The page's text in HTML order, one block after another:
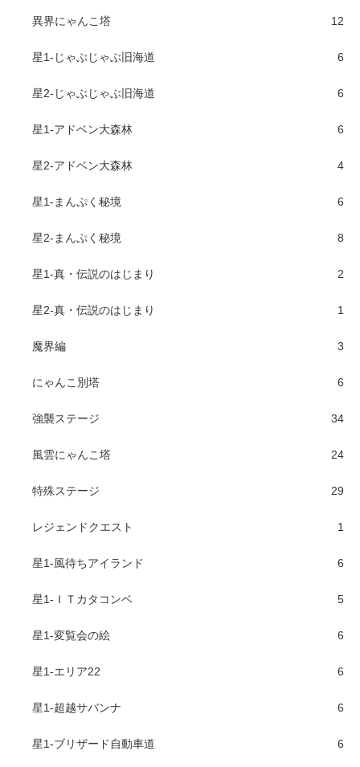
異界にゃんこ塔 12
星1-じゃぶじゃぶ旧海道 6
星2-じゃぶじゃぶ旧海道 6
星1-アドベン大森林 6
星2-アドベン大森林 4
星1-まんぷく秘境 6
星2-まんぷく秘境 8
星1-真・伝説のはじまり 2
星2-真・伝説のはじまり 1
魔界編 3
にゃんこ別塔 6
強襲ステージ 34
風雲にゃんこ塔 24
特殊ステージ 29
レジェンドクエスト 1
星1-風待ちアイランド 6
星1-ＩＴカタコンベ 5
星1-変覧会の絵 6
星1-エリア22 6
星1-超越サバンナ 6
星1-ブリザード自動車道 6